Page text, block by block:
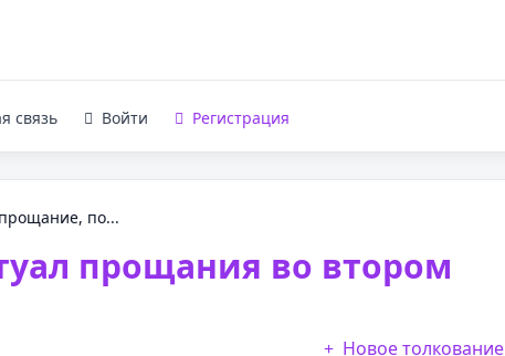
связь Войти Регистрация
по...
прощания во втором
Новое толкование